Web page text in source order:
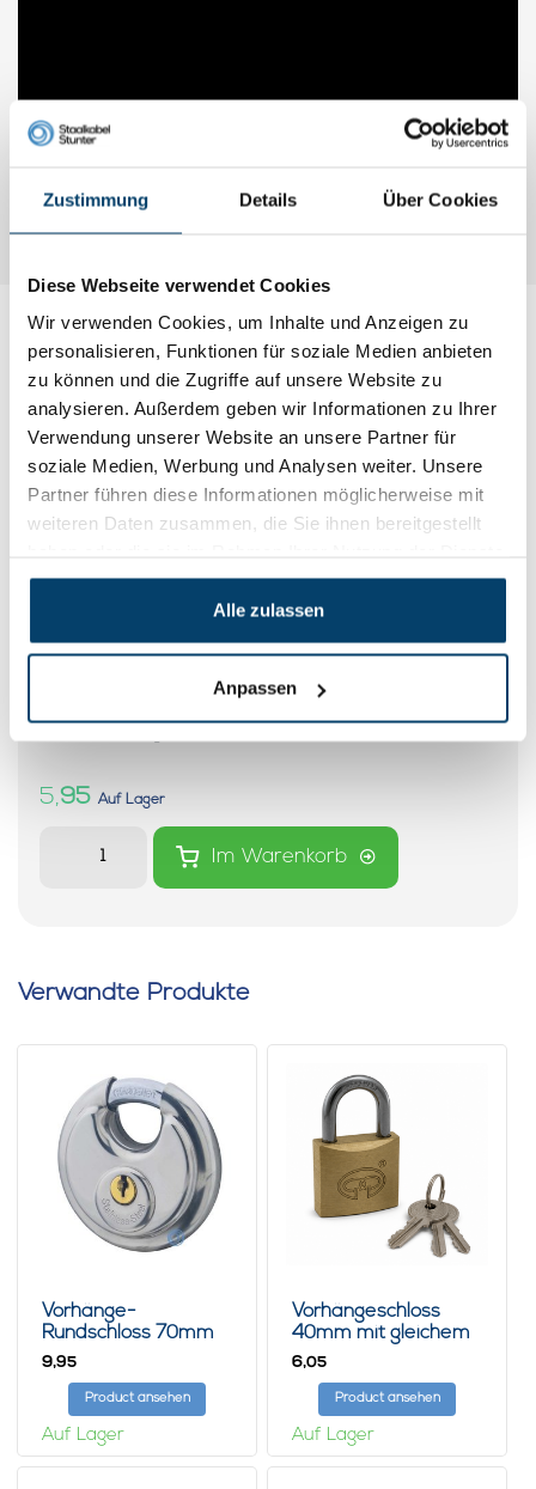
Zustimmung Details Über Cookies
Diese Webseite verwendet Cookies
Wir verwenden Cookies, um Inhalte und Anzeigen zu
personalisieren, Funktionen für soziale Medien anbieten
zu können und die Zugriffe auf unsere Website zu
analysieren. Außerdem geben wir Informationen zu Ihrer
Verwendung unserer Website an unsere Partner für
soziale Medien, Werbung und Analysen weiter. Unsere
Partner führen diese Informationen möglicherweise mit
weiteren Daten zusammen, die Sie ihnen bereitgestellt
gesammelt haben.
Alle zulassen
Anpassen
Meine Wahl
Spiralkabel mit zwei Schlaufen
5,95 Auf Lager
Im Warenkorb
Verwandte Produkte
Vorhänge-
Rundschloss 70mm
mit gleichem
9,95
Product ansehen
Auf Lager
Vorhängeschloss
40mm mit gleichem
Schlüssel
6,05
Product ansehen
Auf Lager